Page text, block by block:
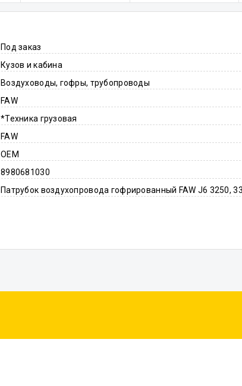
Под заказ
Кузов и кабина
Воздуховоды, гофры, трубопроводы
FAW
*Техника грузовая
FAW
OEM
8980681030
Патрубок воздухопровода гофрированный FAW J6 3250,